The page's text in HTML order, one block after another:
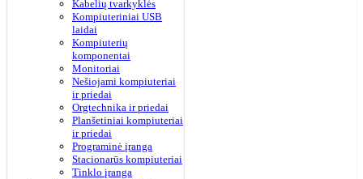
Kabelių tvarkyklės
Kompiuteriniai USB
laidai
Kompiuterių
komponentai
Monitoriai
Nešiojami kompiuteriai
ir priedai
Orgtechnika ir priedai
Planšetiniai kompiuteriai
ir priedai
Programinė įranga
Stacionarūs kompiuteriai
Tinklo įranga